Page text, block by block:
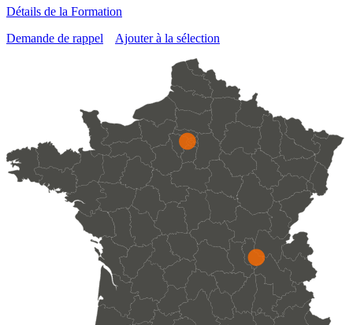
Détails de la Formation
Demande de rappel
Ajouter à la sélection